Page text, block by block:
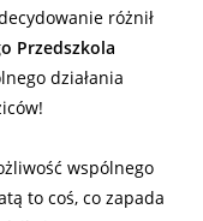
różnił
Przedszkola
działania
wspólnego
to coś, co zapada